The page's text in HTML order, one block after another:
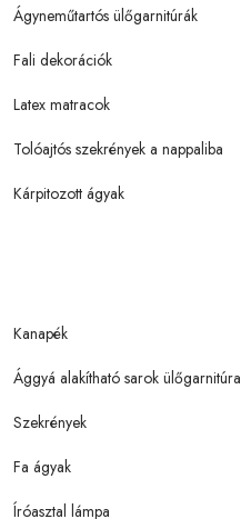
Ágyneműtartós ülőgarnitúrák
Fali dekorációk
Latex matracok
Tolóajtós szekrények a nappaliba
Kárpitozott ágyak
Kanapék
Ággyá alakítható sarok ülőgarnitúra
Szekrények
Fa ágyak
Íróasztal lámpa